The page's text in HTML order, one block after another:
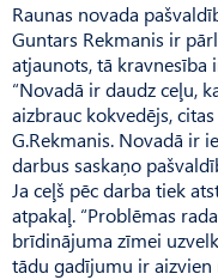
Raunas novada
Guntars Rekmanis ir
atjaunots, tā kravnesība
“Novadā ir daudz ceļu,
aizbrauc kokvedējs,
G.Rekmanis. Novadā ir
darbus saskaņo
Ja ceļš pēc darba tiek
atpakaļ. “Problēmas
brīdinājuma zīmei
tādu gadījumu ir aizvien